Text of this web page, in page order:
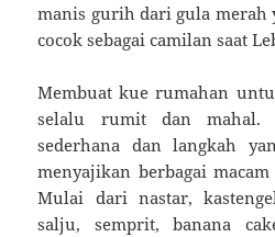
manis gurih dari gula merah
cocok sebagai camilan saat
Membuat kue rumahan
selalu rumit dan mahal.
sederhana dan langkah
menyajikan berbagai
Mulai dari nastar,
salju, semprit, banana